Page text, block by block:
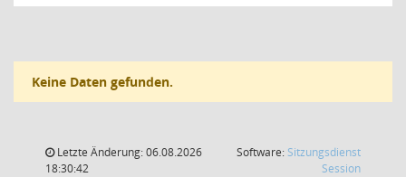
Keine Daten gefunden.
Letzte Änderung: 06.08.2026
18:30:42
Software: Sitzungsdienst
Session(Wird in